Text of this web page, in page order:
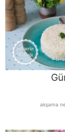
akşama